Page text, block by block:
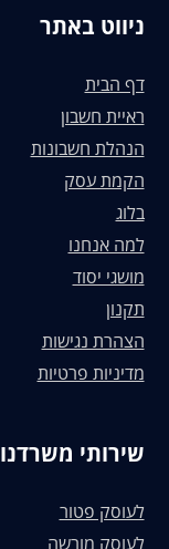
ניווט באתר
דף הבית
ראיית חשבון
הנהלת חשבונות
הקמת עסק
בלוג
למה אנחנו
מושגי יסוד
תקנון
הצהרת נגישות
מדיניות פרטיות
שירותי משרדנו
לעוסק פטור
לעוסק מורשה